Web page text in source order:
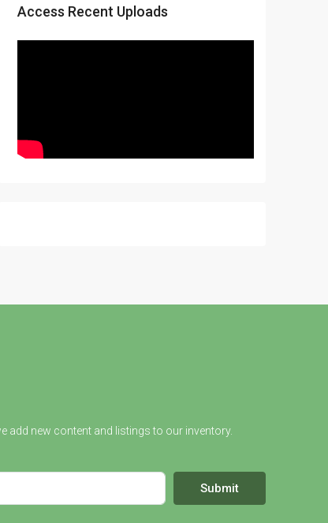
Access Recent Uploads
add new content and listings to our inventory.
Submit